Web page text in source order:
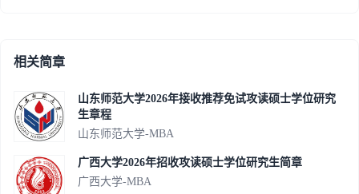
相关简章
山东师范大学2026年接收推荐免试攻读硕士学位研究
生章程
山东师范大学-MBA
广西大学2026年招收攻读硕士学位研究生简章
广西大学-MBA